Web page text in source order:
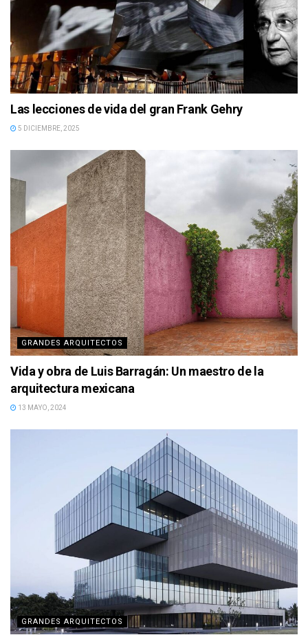
Las lecciones de vida del gran Frank Gehry
5 DICIEMBRE, 2025
GRANDES ARQUITECTOS
Vida y obra de Luis Barragán: Un maestro de la
arquitectura mexicana
13 MAYO, 2024
GRANDES ARQUITECTOS